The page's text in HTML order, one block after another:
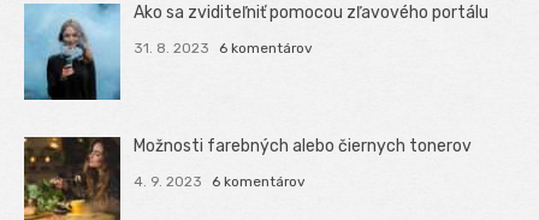
Ako sa zviditeľniť pomocou zľavového portálu
31. 8. 2023 6 komentárov
Možnosti farebných alebo čiernych tonerov
4. 9. 2023 6 komentárov